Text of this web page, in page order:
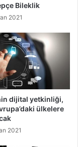
Bileklik
2021
dijital yetkinliği,
ülkelere
2021